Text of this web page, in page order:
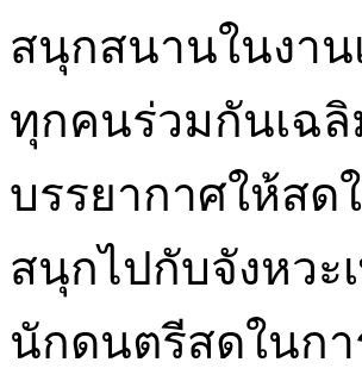
สนุกสนานในงาน
ทุกคนร่วมกันเฉลิ
บรรยากาศให้ส
สนุกไปกับจังหวะ
นักดนตรีสดในกา